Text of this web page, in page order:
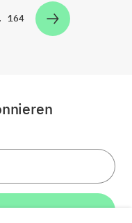
Zur Seite
164